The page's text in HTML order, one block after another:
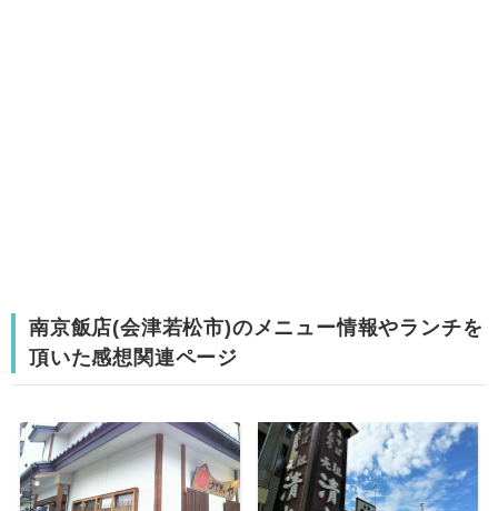
南京飯店(会津若松市)のメニュー情報やランチを
頂いた感想関連ページ